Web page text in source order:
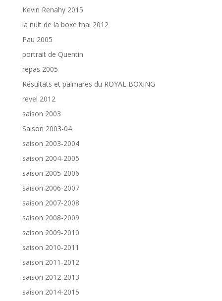
Kevin Renahy 2015
la nuit de la boxe thai 2012
Pau 2005
portrait de Quentin
repas 2005
Résultats et palmares du ROYAL BOXING
revel 2012
saison 2003
Saison 2003-04
saison 2003-2004
saison 2004-2005
saison 2005-2006
saison 2006-2007
saison 2007-2008
saison 2008-2009
saison 2009-2010
saison 2010-2011
saison 2011-2012
saison 2012-2013
saison 2014-2015